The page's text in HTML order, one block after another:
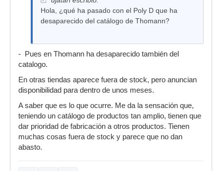
Hola, ¿qué ha pasado con el Poly D que ha
desaparecido del catálogo de Thomann?
- Pues en Thomann ha desaparecido también del
catalogo.
En otras tiendas aparece fuera de stock, pero anuncian
disponibilidad para dentro de unos meses.
A saber que es lo que ocurre. Me da la sensación que,
teniendo un catálogo de productos tan amplio, tienen que
dar prioridad de fabricación a otros productos. Tienen
muchas cosas fuera de stock y parece que no dan
abasto.